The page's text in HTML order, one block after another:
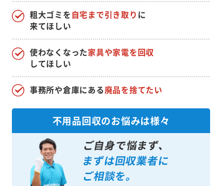
使わなくなった家具や家電を回収
してほしい
粗大ゴミを自宅まで引き取り に
来てほしい
事務所や倉庫にある廃品を捨てたい
不用品回収のお悩みは様々
ご自身で悩まず、
まずは回収業者に
ご相談を。